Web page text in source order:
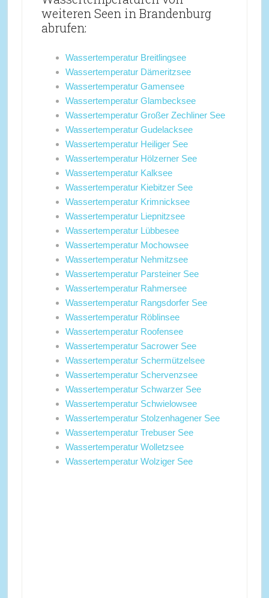
weiteren Seen in Brandenburg
abrufen:
Wassertemperatur Breitlingsee
Wassertemperatur Dämeritzsee
Wassertemperatur Gamensee
Wassertemperatur Glambecksee
Wassertemperatur Großer Zechliner See
Wassertemperatur Gudelacksee
Wassertemperatur Heiliger See
Wassertemperatur Hölzerner See
Wassertemperatur Kalksee
Wassertemperatur Kiebitzer See
Wassertemperatur Krimnicksee
Wassertemperatur Liepnitzsee
Wassertemperatur Lübbesee
Wassertemperatur Mochowsee
Wassertemperatur Nehmitzsee
Wassertemperatur Parsteiner See
Wassertemperatur Rahmersee
Wassertemperatur Rangsdorfer See
Wassertemperatur Röblinsee
Wassertemperatur Roofensee
Wassertemperatur Sacrower See
Wassertemperatur Schermützelsee
Wassertemperatur Schervenzsee
Wassertemperatur Schwarzer See
Wassertemperatur Schwielowsee
Wassertemperatur Stolzenhagener See
Wassertemperatur Trebuser See
Wassertemperatur Wolletzsee
Wassertemperatur Wolziger See